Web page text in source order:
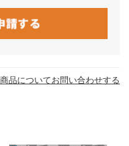
商品についてお問い合わせする